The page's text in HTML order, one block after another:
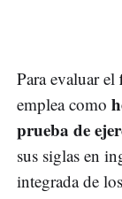
Para evaluar el
emplea como
prueba de
sus siglas en
integrada de